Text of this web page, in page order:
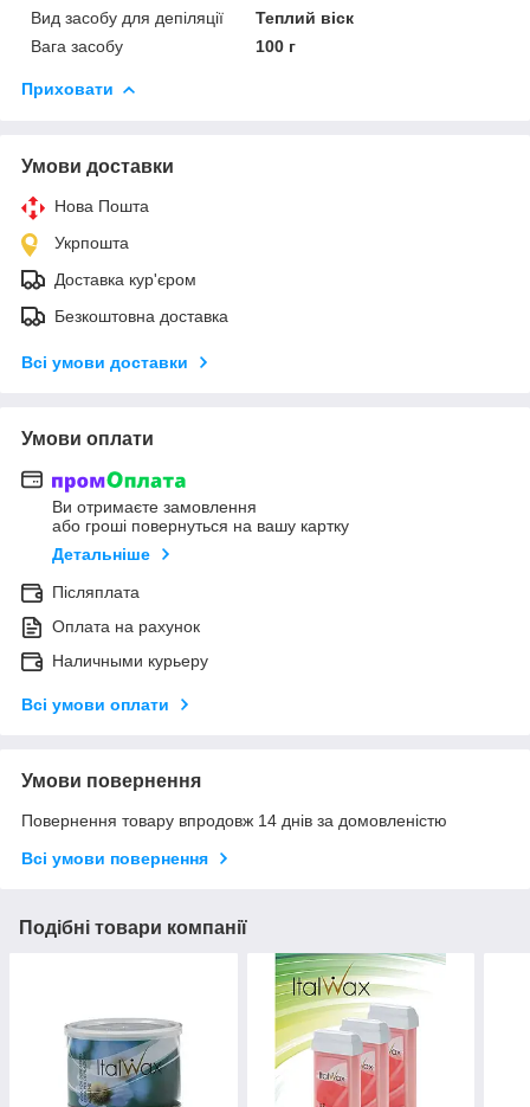
Вид засобу для депіляції
Теплий віск
Вага засобу
100 г
Приховати
Умови доставки
Нова Пошта
Укрпошта
Доставка кур'єром
Безкоштовна доставка
Всі умови доставки
Умови оплати
Ви отримаєте замовлення
або гроші повернуться на вашу картку
Детальніше
Післяплата
Оплата на рахунок
Наличными курьеру
Всі умови оплати
Умови повернення
Повернення товару впродовж 14 днів за домовленістю
Всі умови повернення
Подібні товари компанії